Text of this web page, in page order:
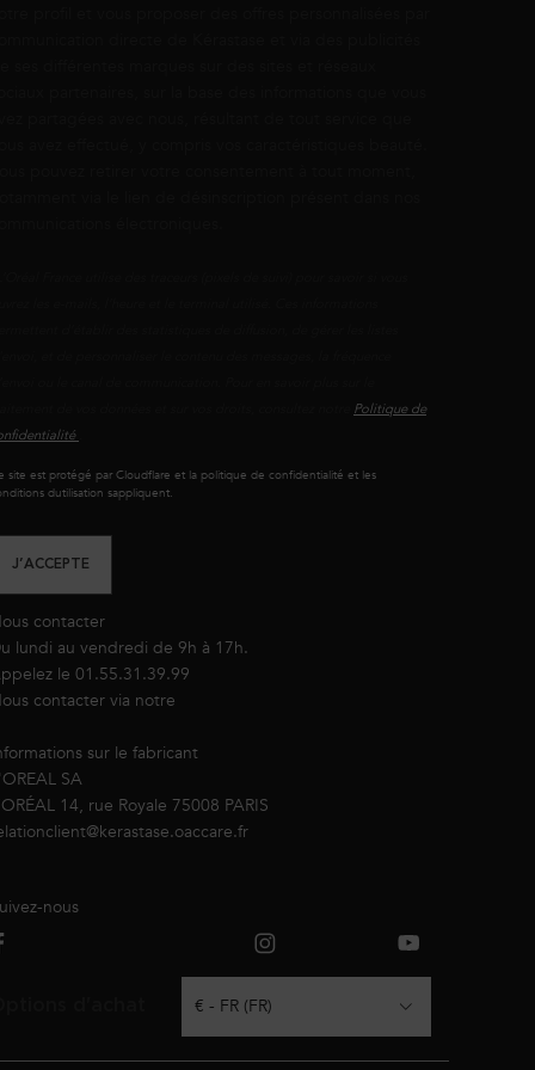
Politique de
site est protégé par Cloudflare et la politique de confidentialité et les
dutilisation sappliquent.
J’ACCEPTE
contacter
lundi au vendredi de 9h à 17h.
le 01.55.31.39.99
contacter via notre
sur le fabricant
SA
14, rue Royale 75008 PARIS
nous
€ - FR (FR)